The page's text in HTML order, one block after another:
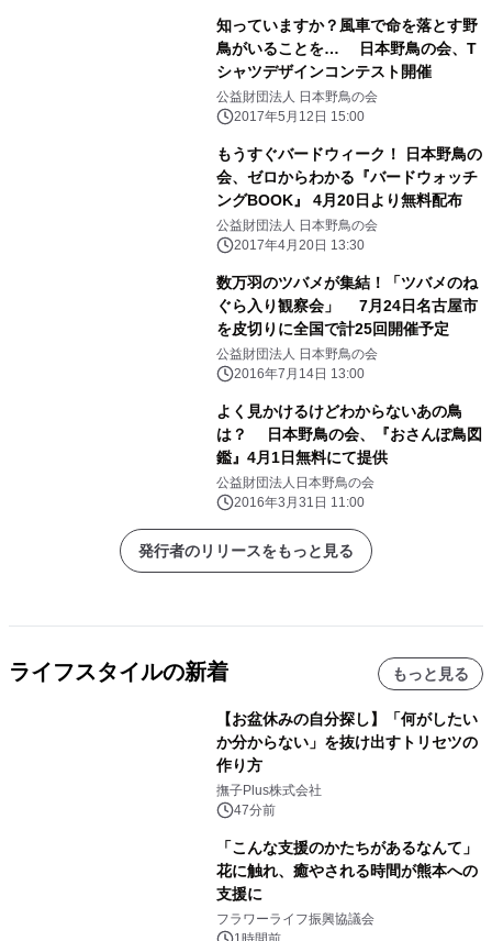
知っていますか？風車で命を落とす野
鳥がいることを… 日本野鳥の会、T
シャツデザインコンテスト開催
公益財団法人 日本野鳥の会
2017年5月12日 15:00
もうすぐバードウィーク！ 日本野鳥の
会、ゼロからわかる『バードウォッチ
ングBOOK』 4月20日より無料配布
公益財団法人 日本野鳥の会
2017年4月20日 13:30
数万羽のツバメが集結！「ツバメのね
ぐら入り観察会」 7月24日名古屋市
を皮切りに全国で計25回開催予定
公益財団法人 日本野鳥の会
2016年7月14日 13:00
よく見かけるけどわからないあの鳥
は？ 日本野鳥の会、『おさんぽ鳥図
鑑』4月1日無料にて提供
公益財団法人日本野鳥の会
2016年3月31日 11:00
発行者のリリースをもっと見る
ライフスタイルの新着 もっと見る
【お盆休みの自分探し】「何がしたい
か分からない」を抜け出すトリセツの
作り方
撫子Plus株式会社
47分前
「こんな支援のかたちがあるなんて」
花に触れ、癒やされる時間が熊本への
支援に
フラワーライフ振興協議会